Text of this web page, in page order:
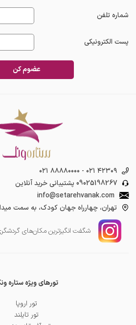
شماره تلفن
پست الکترونیکی
عضوم کن
۰۲۱ ۸۸۸۸۰۰۰۰ - ۰۲۱ ۴۲۳۰۹
09025198267 پشتیبانی خرید آنلاین
info@setarehvanak.com
تهران، چهارراه جهان کودک، به سمت
شگفت انگیز‌ترین مکان‌های گردشگری
تورهای ویژه ستاره
تور اروپا
تور تایلند